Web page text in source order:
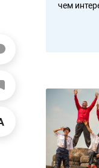
чем